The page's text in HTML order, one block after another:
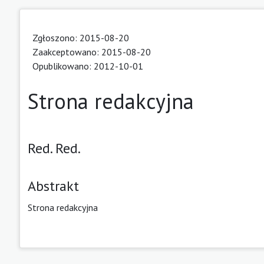
Zgłoszono: 2015-08-20
Zaakceptowano: 2015-08-20
Opublikowano: 2012-10-01
Strona redakcyjna
Red. Red.
Abstrakt
Strona redakcyjna